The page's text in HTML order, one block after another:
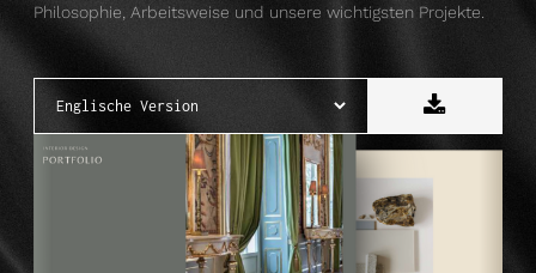
Philosophie, Arbeitsweise und unsere wichtigsten Projekte.